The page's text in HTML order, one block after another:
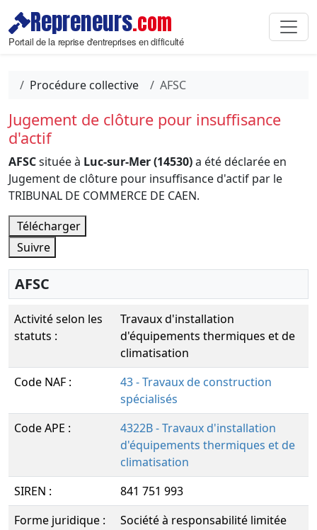
Repreneurs.com
Portail de la reprise d'entreprises en difficulté
Procédure collective AFSC
Jugement de clôture pour insuffisance
d'actif
AFSCsituée à Luc-sur-Mer (14530)a été déclarée en
Jugement de clôture pour insuffisance d'actif par le
TRIBUNAL DE COMMERCE DE CAEN.
Télécharger
Suivre
AFSC
Activité selon les
statuts :
Travaux d'installation
d'équipements thermiques et de
climatisation
Code NAF :
43 - Travaux de construction
spécialisés
Code APE :
4322B - Travaux d'installation
d'équipements thermiques et de
climatisation
SIREN :
841 751 993
Forme juridique :
Société à responsabilité limitée